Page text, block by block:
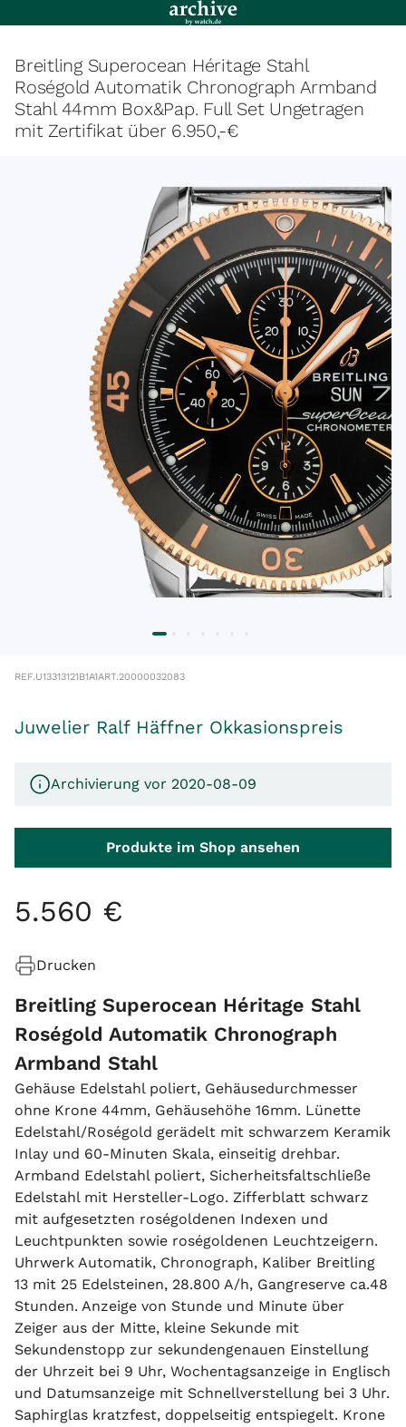
Breitling Superocean Héritage Stahl
Roségold Automatik Chronograph Armband
Stahl 44mm Box&Pap. Full Set Ungetragen
mit Zertifikat über 6.950,-€
REF.U13313121B1A1ART.20000032083
Juwelier Ralf Häffner Okkasionspreis
Archivierung vor 2020-08-09
Produkte im Shop ansehen
5.560 €
Drucken
Breitling Superocean Héritage Stahl
Roségold Automatik Chronograph
Armband Stahl
Gehäuse Edelstahl poliert, Gehäusedurchmesser
ohne Krone 44mm, Gehäusehöhe 16mm. Lünette
Edelstahl/Roségold gerädelt mit schwarzem Keramik
Inlay und 60-Minuten Skala, einseitig drehbar.
Armband Edelstahl poliert, Sicherheitsfaltschließe
Edelstahl mit Hersteller-Logo. Zifferblatt schwarz
mit aufgesetzten roségoldenen Indexen und
Leuchtpunkten sowie roségoldenen Leuchtzeigern.
Uhrwerk Automatik, Chronograph, Kaliber Breitling
13 mit 25 Edelsteinen, 28.800 A/h, Gangreserve ca.48
Stunden. Anzeige von Stunde und Minute über
Zeiger aus der Mitte, kleine Sekunde mit
Sekundenstopp zur sekundengenauen Einstellung
der Uhrzeit bei 9 Uhr, Wochentagsanzeige in Englisch
und Datumsanzeige mit Schnellverstellung bei 3 Uhr.
Saphirglas kratzfest, doppelseitig entspiegelt. Krone